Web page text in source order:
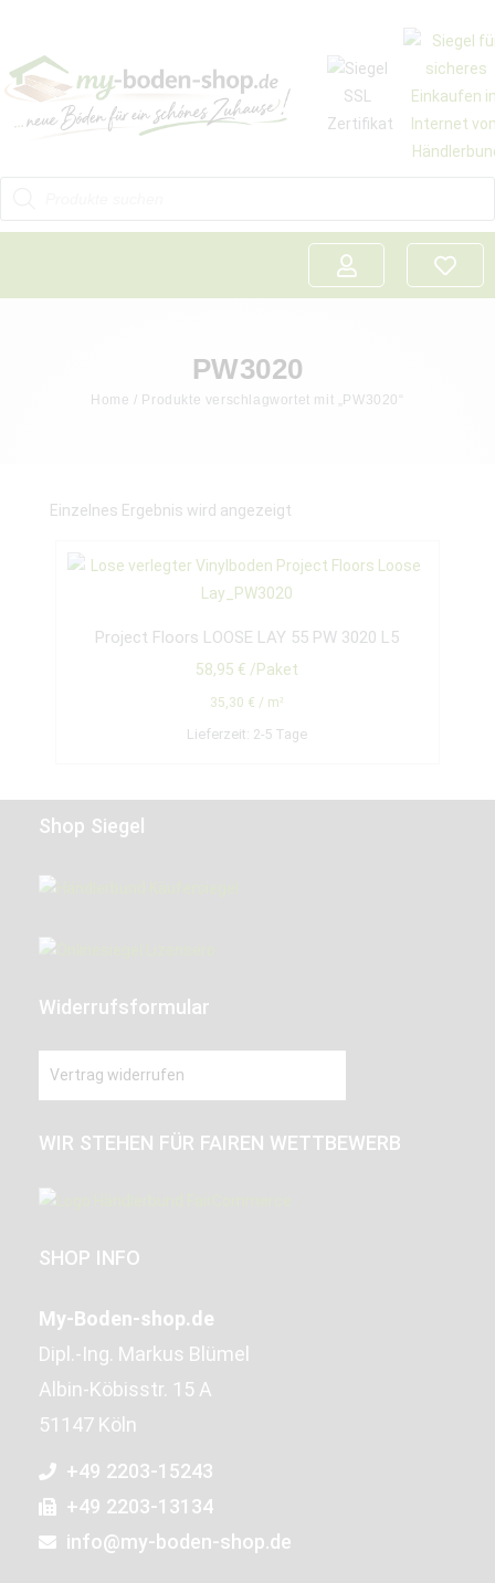
PW3020
Home / Produkte verschlagwortet mit „PW3020“
Einzelnes Ergebnis wird angezeigt
Project Floors LOOSE LAY 55 PW 3020 L5
58,95 € /Paket
35,30 € / m²
Lieferzeit: 2-5 Tage
Shop Siegel
Widerrufsformular
Vertrag widerrufen
WIR STEHEN FÜR FAIREN WETTBEWERB
SHOP INFO
My-Boden-shop.de
Dipl.-Ing. Markus Blümel
Albin-Köbisstr. 15 A
51147 Köln
+49 2203-15243
+49 2203-13134
info@my-boden-shop.de